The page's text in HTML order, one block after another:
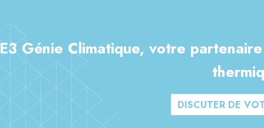
E3 Génie Climatique, votre
DISCUTER DE